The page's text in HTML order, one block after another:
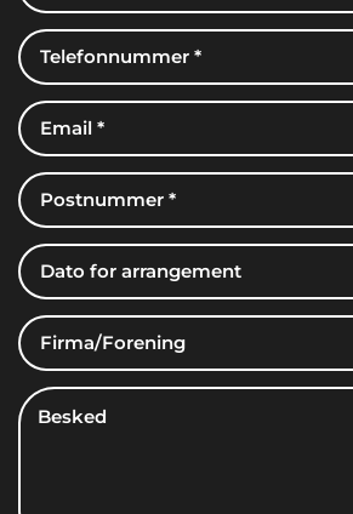
Claus Nielsen, Ringe
"I er for vilde! Vi snakker stadig om den
fest vi holdt med klubben. Alt fra
underholdning til musik og mad var
orden".
Hans Laursen
"Det var en stor lettelse at få hjælp til
arrangementet og jeg takker mange
for god inspiration og dialog gennem